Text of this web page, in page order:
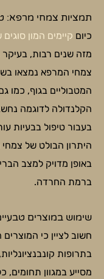
תמציות צמחי מרפא:
כיום קיימים המון
מזה שנים רבות, בעיקר
צמחי המרפא נמצאו
המטבוליים בגוף, כמו
הקלנדולה לדוגמה
בעבור טיפול בבעיות
היתרון הבולט של
באופן מדויק למצב
ברמת החרדה.
שימוש במוצרים
חשוב לציין כי
בתרופות
מסייע במגוון